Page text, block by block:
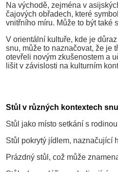
Na východě, zejména v
čajových obřadech, které
vnitřního míru. Může to být také
V orientální kultuře, kde je
snu, může to naznačovat, že je
otevřeli novým zkušenostem a
lišit v závislosti na kulturním
Stůl v různých kontextech snu
Stůl jako místo setkání s
Stůl pokrytý jídlem, naznačující
Prázdný stůl, což může